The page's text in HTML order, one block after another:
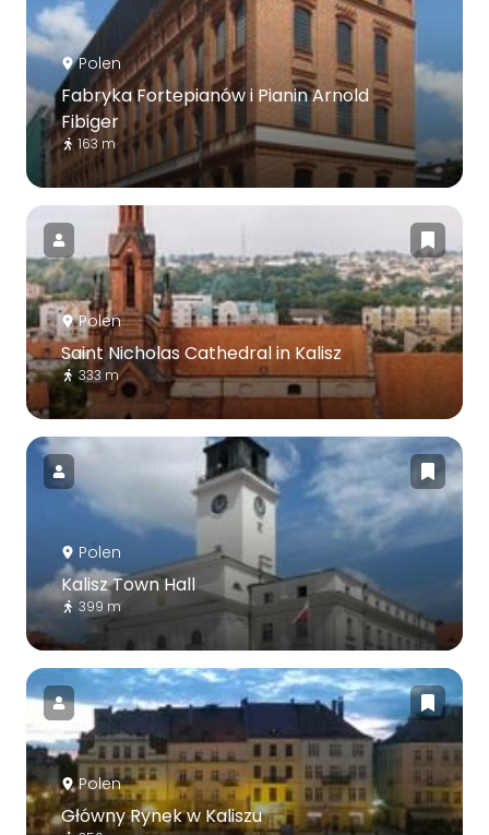
Polen
Fabryka Fortepianów i Pianin Arnold
Fibiger
163 m
Polen
Saint Nicholas Cathedral in Kalisz
333 m
Polen
Kalisz Town Hall
399 m
Polen
Główny Rynek w Kaliszu